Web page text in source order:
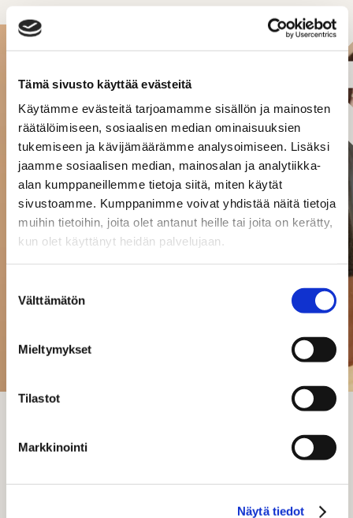
Tämä sivusto käyttää evästeitä
Käytämme evästeitä tarjoamamme sisällön ja mainosten
räätälöimiseen, sosiaalisen median ominaisuuksien
tukemiseen ja kävijämäärämme analysoimiseen. Lisäksi
jaamme sosiaalisen median, mainosalan ja analytiikka-
alan kumppaneillemme tietoja siitä, miten käytät
sivustoamme. Kumppanimme voivat yhdistää näitä tietoja
muihin tietoihin, joita olet antanut heille tai joita on kerätty,
kun olet käyttänyt heidän palvelujaan.
valinta
Välttämätön
Mieltymykset
Tilastot
Markkinointi
Näytä tiedot
DAGMAR JULKAISI:
SAAVUTETTAVUUS HAKUKONEISSA -
OPAS
Dagmarin Saavuttettavuus ja hakukoneoptimointi -opas
antaa konkreettisia keinoja kehittää sivuston
saavutettavuutta sekä löydettävyyttä, jotta
sekä käyttäjät että hakukoneet saavat sivustolta
parhaan käyttökokemuksen eivätkä estä kaupankäyntiä!
Saavutettavuus ja SEO eivät ole vain teknisiä
vaatimuksia, vaan ne ovat avain menestykseen
asiakaskuntaa ja vahvistavat brändin mainetta.